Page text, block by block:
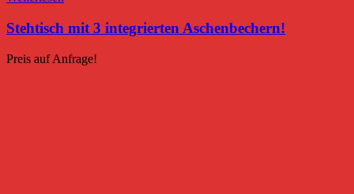
Stehtisch mit 3 integrierten Aschenbechern!
Preis auf Anfrage!